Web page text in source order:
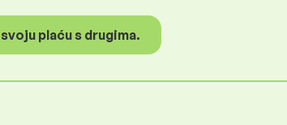
plaću s drugima.